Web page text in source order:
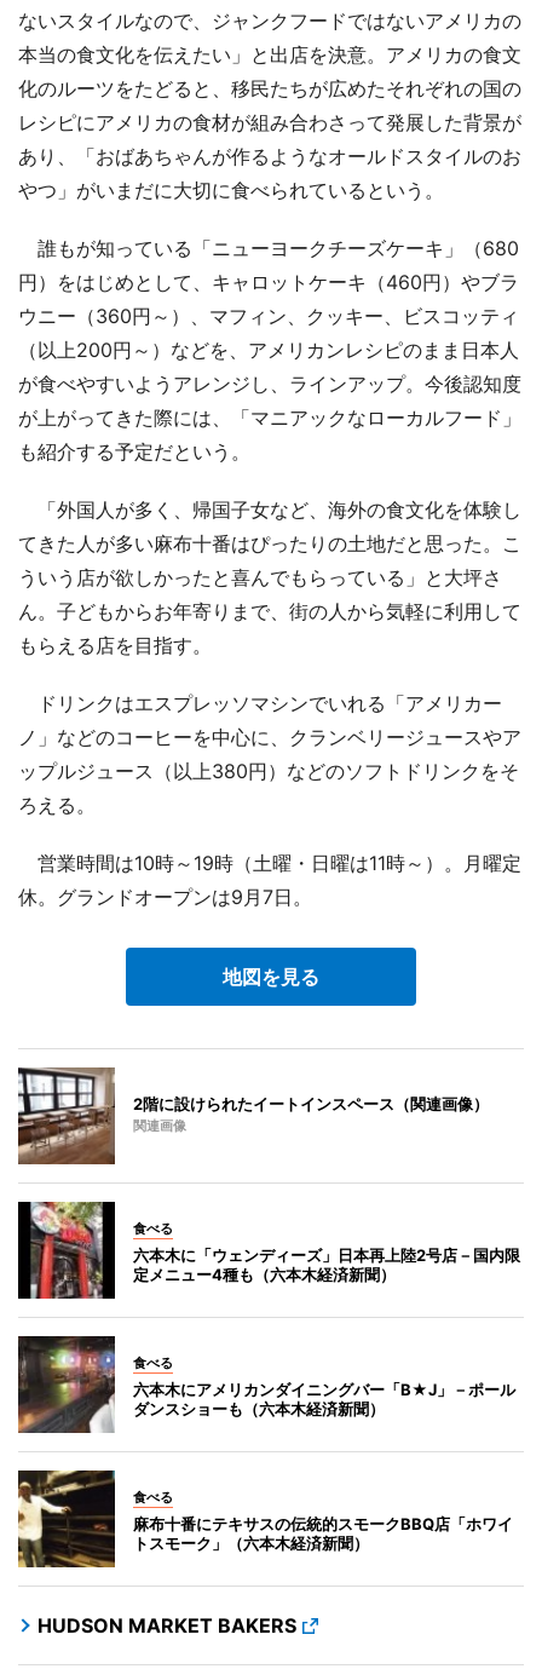
ないスタイルなので、ジャンクフードではないアメリカの
本当の食文化を伝えたい」と出店を決意。アメリカの食文
化のルーツをたどると、移民たちが広めたそれぞれの国の
レシピにアメリカの食材が組み合わさって発展した背景が
あり、「おばあちゃんが作るようなオールドスタイルのお
やつ」がいまだに大切に食べられているという。
誰もが知っている「ニューヨークチーズケーキ」（680
円）をはじめとして、キャロットケーキ（460円）やブラ
ウニー（360円～）、マフィン、クッキー、ビスコッティ
（以上200円～）などを、アメリカンレシピのまま日本人
が食べやすいようアレンジし、ラインアップ。今後認知度
が上がってきた際には、「マニアックなローカルフード」
も紹介する予定だという。
「外国人が多く、帰国子女など、海外の食文化を体験し
てきた人が多い麻布十番はぴったりの土地だと思った。こ
ういう店が欲しかったと喜んでもらっている」と大坪さ
ん。子どもからお年寄りまで、街の人から気軽に利用して
もらえる店を目指す。
ドリンクはエスプレッソマシンでいれる「アメリカー
ノ」などのコーヒーを中心に、クランベリージュースやア
ップルジュース（以上380円）などのソフトドリンクをそ
ろえる。
営業時間は10時～19時（土曜・日曜は11時～）。月曜定
休。グランドオープンは9月7日。
地図を見る
2階に設けられたイートインスペース（関連画像）
関連画像
食べる
六本木に「ウェンディーズ」日本再上陸2号店－国内限
定メニュー4種も（六本木経済新聞）
食べる
六本木にアメリカンダイニングバー「B★J」－ポール
ダンスショーも（六本木経済新聞）
食べる
麻布十番にテキサスの伝統的スモークBBQ店「ホワイ
トスモーク」（六本木経済新聞）
HUDSON MARKET BAKERS